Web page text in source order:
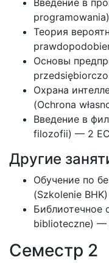
Введение в
Теория
Основы
Охрана
(Ochrona
Введение в
filozofii) — 2
Другие
Обучение по
(Szkolenie
Библиотечное
biblioteczne) —
Семестр 2